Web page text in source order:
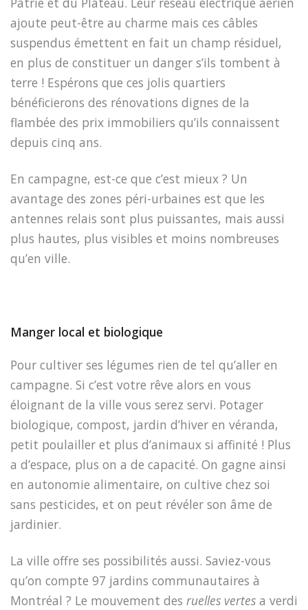
ajoute peut-être au charme mais ces câbles
suspendus émettent en fait un champ résiduel,
en plus de constituer un danger s’ils tombent à
terre ! Espérons que ces jolis quartiers
bénéficierons des rénovations dignes de la
flambée des prix immobiliers qu’ils connaissent
depuis cinq ans.
En campagne, est-ce que c’est mieux ? Un
avantage des zones péri-urbaines est que les
antennes relais sont plus puissantes, mais aussi
plus hautes, plus visibles et moins nombreuses
qu’en ville.
Manger local et biologique
Pour cultiver ses légumes rien de tel qu’aller en
campagne. Si c’est votre rêve alors en vous
éloignant de la ville vous serez servi. Potager
biologique, compost, jardin d’hiver en véranda,
petit poulailler et plus d’animaux si affinité ! Plus
a d’espace, plus on a de capacité. On gagne ainsi
en autonomie alimentaire, on cultive chez soi
sans pesticides, et on peut révéler son âme de
jardinier.
La ville offre ses possibilités aussi. Saviez-vous
qu’on compte 97 jardins communautaires à
Montréal ? Le mouvement des ruelles vertes a verdi